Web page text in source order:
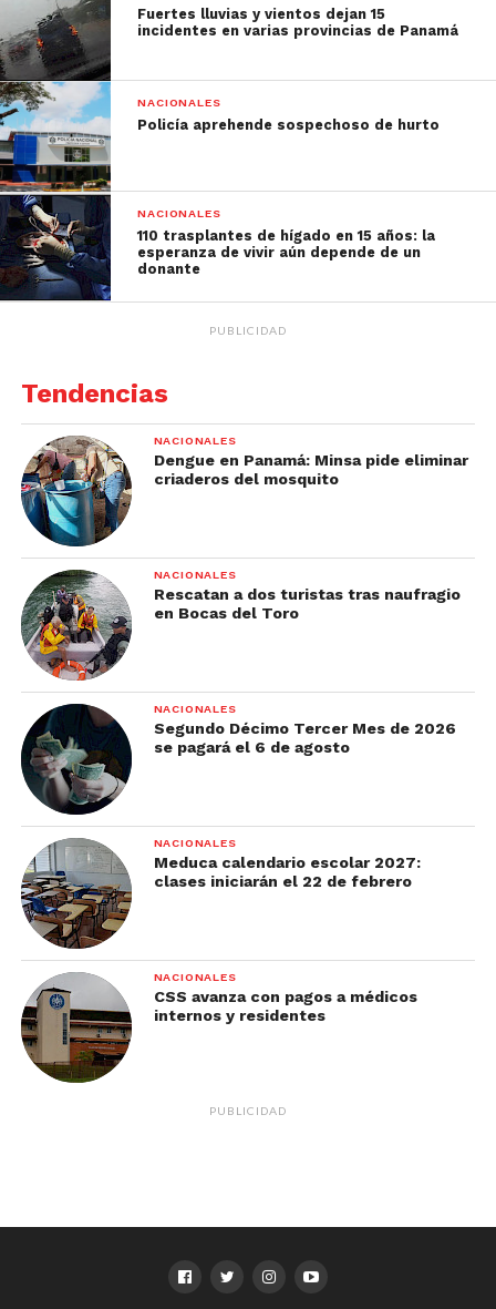
Fuertes lluvias y vientos dejan 15
incidentes en varias provincias de Panamá
NACIONALES
Policía aprehende sospechoso de hurto
NACIONALES
110 trasplantes de hígado en 15 años: la
esperanza de vivir aún depende de un
donante
PUBLICIDAD
Tendencias
NACIONALES
Dengue en Panamá: Minsa pide eliminar
criaderos del mosquito
NACIONALES
Rescatan a dos turistas tras naufragio
en Bocas del Toro
NACIONALES
Segundo Décimo Tercer Mes de 2026
se pagará el 6 de agosto
NACIONALES
Meduca calendario escolar 2027:
clases iniciarán el 22 de febrero
NACIONALES
CSS avanza con pagos a médicos
internos y residentes
PUBLICIDAD